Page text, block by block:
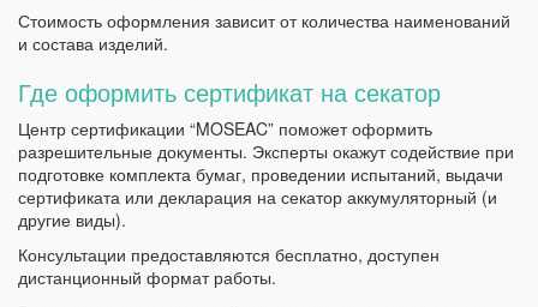
Стоимость оформления зависит от количества наименований
и состава изделий.
Где оформить сертификат на секатор
Центр сертификации “MOSEAC” поможет оформить
разрешительные документы. Эксперты окажут содействие при
подготовке комплекта бумаг, проведении испытаний, выдачи
сертификата или декларация на секатор аккумуляторный (и
другие виды).
Консультации предоставляются бесплатно, доступен
дистанционный формат работы.